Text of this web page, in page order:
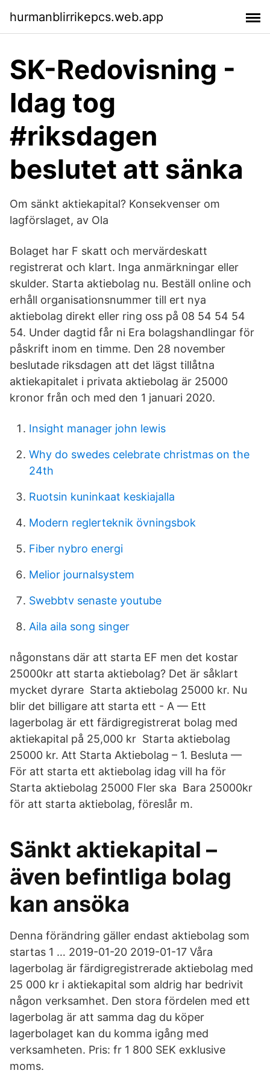
hurmanblirrikepcs.web.app
SK-Redovisning -
Idag tog
#riksdagen
beslutet att sänka
Om sänkt aktiekapital? Konsekvenser om
lagförslaget, av Ola
Bolaget har F skatt och mervärdeskatt
registrerat och klart. Inga anmärkningar eller
skulder. Starta aktiebolag nu. Beställ online och
erhåll organisationsnummer till ert nya
aktiebolag direkt eller ring oss på 08 54 54 54
54. Under dagtid får ni Era bolagshandlingar för
påskrift inom en timme. Den 28 november
beslutade riksdagen att det lägst tillåtna
aktiekapitalet i privata aktiebolag är 25000
kronor från och med den 1 januari 2020.
Insight manager john lewis
Why do swedes celebrate christmas on the
24th
Ruotsin kuninkaat keskiajalla
Modern reglerteknik övningsbok
Fiber nybro energi
Melior journalsystem
Swebbtv senaste youtube
Aila aila song singer
någonstans där att starta EF men det kostar
25000kr att starta aktiebolag? Det är såklart
mycket dyrare Starta aktiebolag 25000 kr. Nu
blir det billigare att starta ett - A — Ett
lagerbolag är ett färdigregistrerat bolag med
aktiekapital på 25,000 kr Starta aktiebolag
25000 kr. Att Starta Aktiebolag – 1. Besluta —
För att starta ett aktiebolag idag vill ha för
Starta aktiebolag 25000 Fler ska Bara 25000kr
för att starta aktiebolag, föreslår m.
Sänkt aktiekapital –
även befintliga bolag
kan ansöka
Denna förändring gäller endast aktiebolag som
startas 1 … 2019-01-20 2019-01-17 Våra
lagerbolag är färdigregistrerade aktiebolag med
25 000 kr i aktiekapital som aldrig har bedrivit
någon verksamhet. Den stora fördelen med ett
lagerbolag är att samma dag du köper
lagerbolaget kan du komma igång med
verksamheten. Pris: fr 1 800 SEK exklusive
moms.